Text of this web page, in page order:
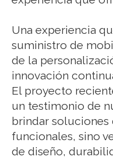
Una experiencia
suministro de
de la
innovación
El proyecto
un testimonio de
brindar soluciones
funcionales, sino
de diseño,